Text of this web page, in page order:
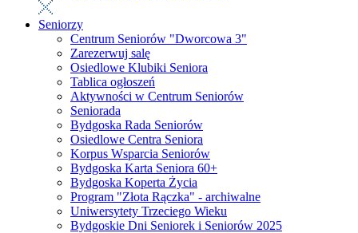
Seniorzy
Centrum Seniorów "Dworcowa 3"
Zarezerwuj salę
Osiedlowe Klubiki Seniora
Tablica ogłoszeń
Aktywności w Centrum Seniorów
Seniorada
Bydgoska Rada Seniorów
Osiedlowe Centra Seniora
Korpus Wsparcia Seniorów
Bydgoska Karta Seniora 60+
Bydgoska Koperta Życia
Program "Złota Rączka" - archiwalne
Uniwersytety Trzeciego Wieku
Bydgoskie Dni Seniorek i Seniorów 2025